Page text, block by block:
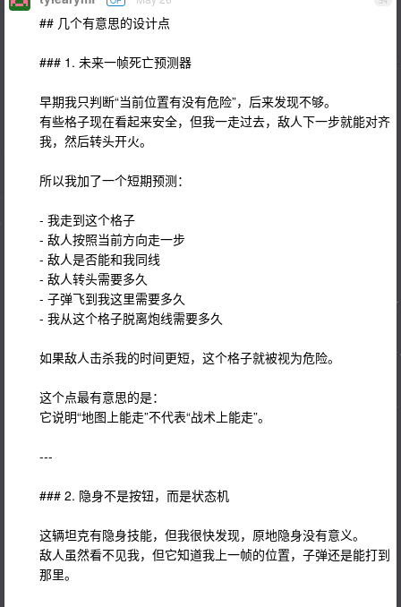
## 几个有意思的设计点
### 1. 未来一帧死亡预测器
早期我只判断“当前位置有没有危险”，后来发现不够。
有些格子现在看起来安全，但我一走过去，敌人下一步就能对齐
我，然后转头开火。
所以我加了一个短期预测：
- 我走到这个格子
- 敌人按照当前方向走一步
- 敌人是否能和我同线
- 敌人转头需要多久
- 子弹飞到我这里需要多久
- 我从这个格子脱离炮线需要多久
如果敌人击杀我的时间更短，这个格子就被视为危险。
这个点最有意思的是：
它说明“地图上能走”不代表“战术上能走”。
---
### 2. 隐身不是按钮，而是状态机
这辆坦克有隐身技能，但我很快发现，原地隐身没有意义。
敌人虽然看不见我，但它知道我上一帧的位置，子弹还是能打到
那里。